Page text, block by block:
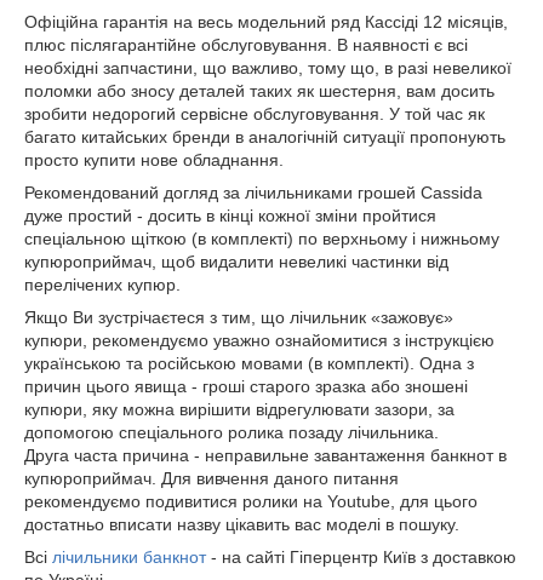
Офіційна гарантія на весь модельний ряд Кассіді 12 місяців,
плюс післягарантійне обслуговування. В наявності є всі
необхідні запчастини, що важливо, тому що, в разі невеликої
поломки або зносу деталей таких як шестерня, вам досить
зробити недорогий сервісне обслуговування. У той час як
багато китайських бренди в аналогічній ситуації пропонують
просто купити нове обладнання.
Рекомендований догляд за лічильниками грошей Cassida
дуже простий - досить в кінці кожної зміни пройтися
спеціальною щіткою (в комплекті) по верхньому і нижньому
купюроприймач, щоб видалити невеликі частинки від
перелічених купюр.
Якщо Ви зустрічаєтеся з тим, що лічильник «зажовує»
купюри, рекомендуємо уважно ознайомитися з інструкцією
українською та російською мовами (в комплекті). Одна з
причин цього явища - гроші старого зразка або зношені
купюри, яку можна вирішити відрегулювати зазори, за
допомогою спеціального ролика позаду лічильника.
Друга часта причина - неправильне завантаження банкнот в
купюроприймач. Для вивчення даного питання
рекомендуємо подивитися ролики на Youtube, для цього
достатньо вписати назву цікавить вас моделі в пошуку.
Всі лічильники банкнот- на сайті Гіперцентр Київ з доставкою